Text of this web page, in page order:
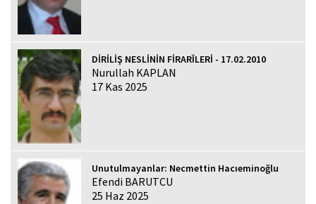
DİRİLİŞ NESLİNİN FİRARÎLERİ - 17.02.2010
Nurullah KAPLAN
17 Kas 2025
Unutulmayanlar: Necmettin Hacıeminoğlu
Efendi BARUTCU
25 Haz 2025